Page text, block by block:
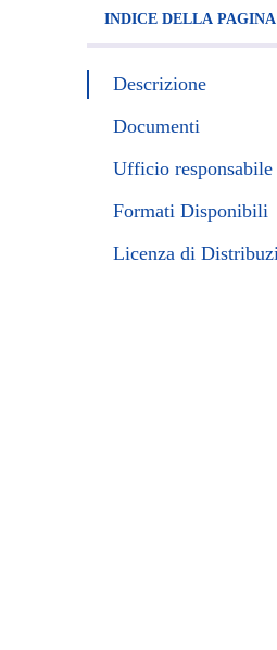
INDICE DELLA PAGINA
Descrizione
Documenti
Ufficio responsabile
Formati Disponibili
Licenza di